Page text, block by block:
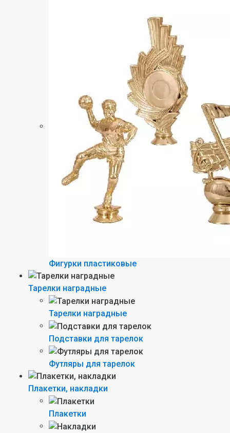
Фигурки пластиковые
Тарелки наградные
Тарелки наградные
Подставки для тарелок
Футляры для тарелок
Плакетки, накладки
Плакетки